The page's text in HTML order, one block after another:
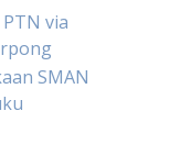
via
SMAN